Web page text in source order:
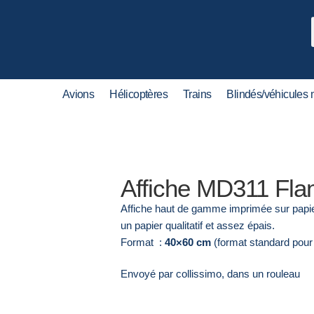
Avions Hélicoptères Trains Blindés/véhicules
Affiche MD311
Affiche haut de gamme imprimée sur
un papier qualitatif et assez épais.
Format : 40×60 cm (format standard
Envoyé par collissimo, dans un rouleau